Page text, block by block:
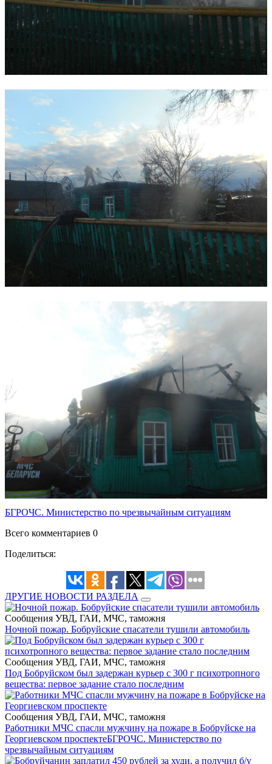
БГРОЧС. Министерство по чрезвычайным ситуациям
Всего комментариев 0
Поделиться:
ДРУГИЕ НОВОСТИ РАЗДЕЛА
Сообщения УВД, ГАИ, МЧС, таможня
Ночной пожар. Бобруйские спасатели тушили автомобиль
Сообщения УВД, ГАИ, МЧС, таможня
Под Бобруйском был задержан курьер с 300 г психотропного
вещества: первое задание стало последним
Сообщения УВД, ГАИ, МЧС, таможня
Работники МЧС спасли мужчину на пожаре в Бобруйске на
Георгиевском проспектеБГРОЧС. Министерство по
чрезвычайным ситуациям